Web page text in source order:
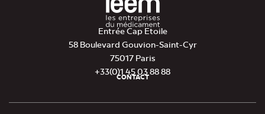
Entrée Cap Etoile
58 Boulevard Gouvion-Saint-Cyr
75017 Paris
+33(0)1 45 03 88 88
de
CONTACT